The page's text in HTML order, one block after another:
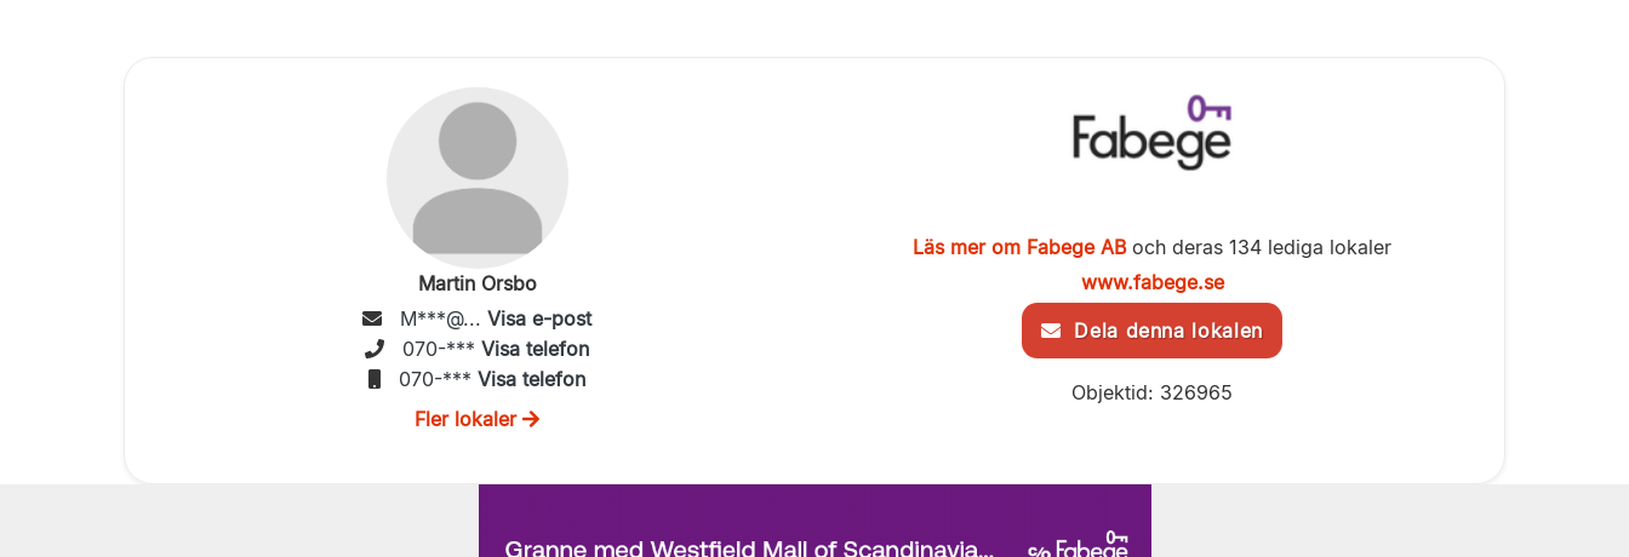
Martin Orsbo
M***@... Visa e-post
070-*** Visa telefon
070-*** Visa telefon
Fler lokaler
Läs mer om Fabege ABoch deras 134 lediga lokaler
www.fabege.se
Dela denna lokalen
Objektid: 326965